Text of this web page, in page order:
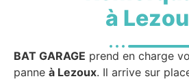
à
BAT GARAGE prend en charge
panne à Lezoux. Il arrive sur